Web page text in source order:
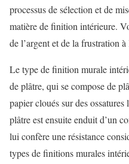
processus de sélection et de
matière de finition intérieure.
de l’argent et de la frustration
Le type de finition murale
de plâtre, qui se compose de
papier cloués sur des
plâtre est ensuite enduit d’un
lui confère une résistance
types de finitions murales